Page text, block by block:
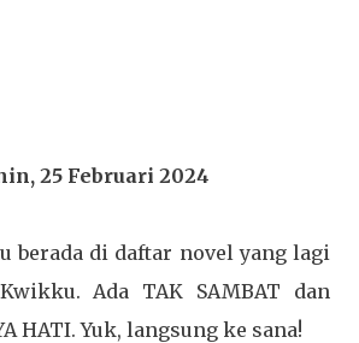
25 Februari 2024
berada di daftar novel yang lagi
Ada TAK SAMBAT dan
HATI. Yuk, langsung ke sana!